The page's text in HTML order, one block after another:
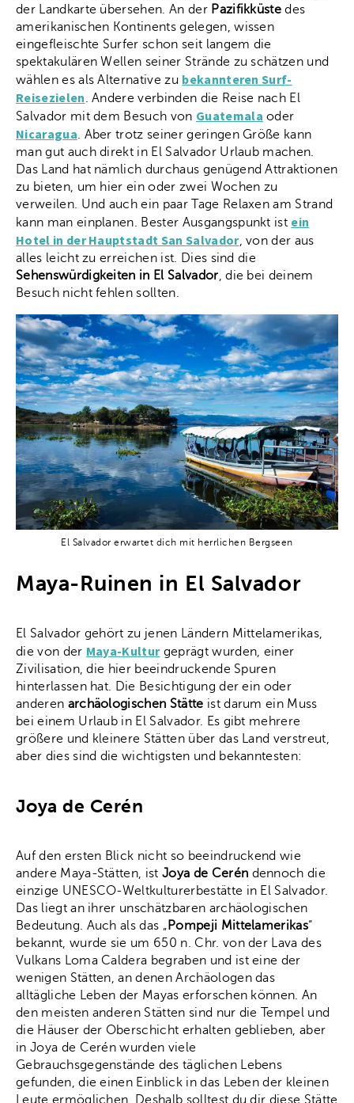
der Landkarte übersehen. An der Pazifikküste des
amerikanischen Kontinents gelegen, wissen
eingefleischte Surfer schon seit langem die
spektakulären Wellen seiner Strände zu schätzen und
wählen es als Alternative zu bekannteren Surf-
Reisezielen. Andere verbinden die Reise nach El
Salvador mit dem Besuch von Guatemala oder
Nicaragua. Aber trotz seiner geringen Größe kann
man gut auch direkt in El Salvador Urlaub machen.
Das Land hat nämlich durchaus genügend Attraktionen
zu bieten, um hier ein oder zwei Wochen zu
verweilen. Und auch ein paar Tage Relaxen am Strand
kann man einplanen. Bester Ausgangspunkt ist ein
Hotel in der Hauptstadt San Salvador, von der aus
alles leicht zu erreichen ist. Dies sind die
Sehenswürdigkeiten in El Salvador, die bei deinem
Besuch nicht fehlen sollten.
El Salvador erwartet dich mit herrlichen Bergseen
Maya-Ruinen in El Salvador
El Salvador gehört zu jenen Ländern Mittelamerikas,
die von der Maya-Kulturgeprägt wurden, einer
Zivilisation, die hier beeindruckende Spuren
hinterlassen hat. Die Besichtigung der ein oder
anderen archäologischen Stätte ist darum ein Muss
bei einem Urlaub in El Salvador. Es gibt mehrere
größere und kleinere Stätten über das Land verstreut,
aber dies sind die wichtigsten und bekanntesten:
Joya de Cerén
Auf den ersten Blick nicht so beeindruckend wie
andere Maya-Stätten, istJoya de Cerén dennoch die
einzige UNESCO-Weltkulturerbestätte in El Salvador.
Das liegt an ihrer unschätzbaren archäologischen
Bedeutung. Auch als das „ Pompeji Mittelamerikas“
bekannt, wurde sie um 650 n. Chr. von der Lava des
Vulkans Loma Caldera begraben und ist eine der
wenigen Stätten, an denen Archäologen das
alltägliche Leben der Mayas erforschen können. An
den meisten anderen Stätten sind nur die Tempel und
die Häuser der Oberschicht erhalten geblieben, aber
in Joya de Cerén wurden viele
Gebrauchsgegenstände des täglichen Lebens
gefunden, die einen Einblick in das Leben der kleinen
Leute ermöglichen. Deshalb solltest du dir diese Stätte